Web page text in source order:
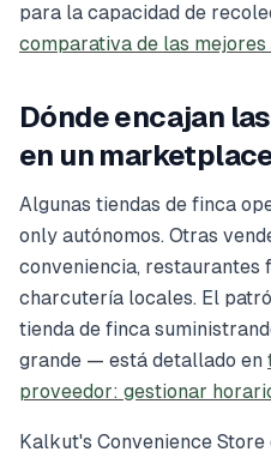
para la capacidad de
comparativa de las
Dónde encajan
en un
Algunas tiendas de finca
only autónomos. Otras
conveniencia,
charcutería locales. El
tienda de finca
grande — está detallado en
proveedor: gestionar
Kalkut's Convenience